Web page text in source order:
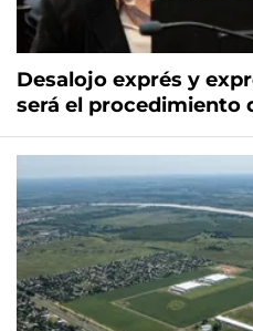
Desalojo exprés y
será el procedimiento